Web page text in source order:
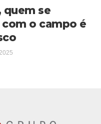
quem se
o campo é